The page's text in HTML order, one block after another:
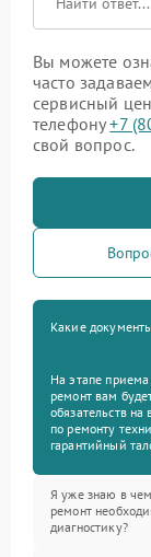
Вы можете
часто
сервисный
телефону+7
свой вопрос.
Какие
На этапе
ремонт вам
обязательств
по ремонту
гарантийный
Я уже знаю в
ремонт
диагностику?